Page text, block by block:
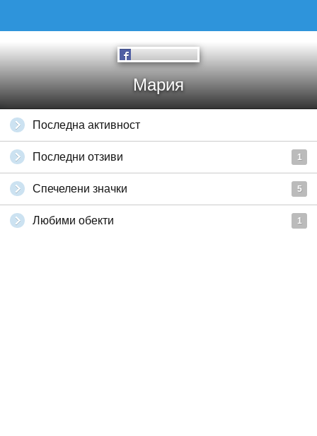
Мария
Последна активност
Последни отзиви 1
Спечелени значки 5
Любими обекти 1